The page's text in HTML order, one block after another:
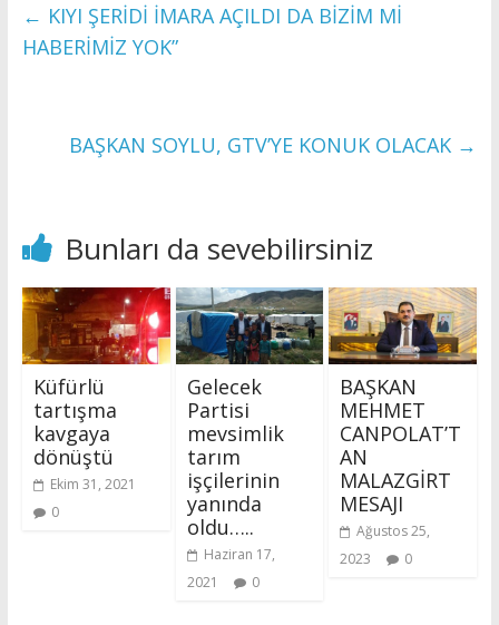
← KIYI ŞERİDİ İMARA AÇILDI DA BİZİM Mİ
HABERİMİZ YOK”
BAŞKAN SOYLU, GTV’YE KONUK OLACAK →
Bunları da sevebilirsiniz
Küfürlü
tartışma
kavgaya
dönüştü
Ekim 31, 2021
0
Gelecek
Partisi
mevsimlik
tarım
işçilerinin
yanında
oldu…..
Haziran 17,
2021
0
BAŞKAN
MEHMET
CANPOLAT’T
AN
MALAZGİRT
MESAJI
Ağustos 25,
2023
0